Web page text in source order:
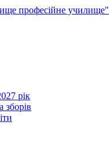
професійне училище"
рік
зборів